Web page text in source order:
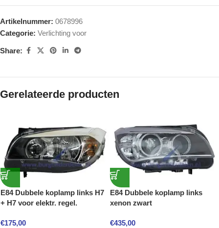
Artikelnummer: 0678996
Categorie: Verlichting voor
Share:
Gerelateerde producten
E84 Dubbele koplamp links H7
+ H7 voor elektr. regel.
€175,00
E84 Dubbele koplamp links
xenon zwart
€435,00